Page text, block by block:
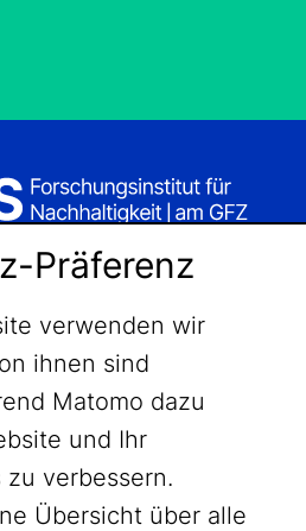
Präferenz
verwenden wir
ihnen sind
Matomo dazu
und Ihr
verbessern.
Übersicht über alle